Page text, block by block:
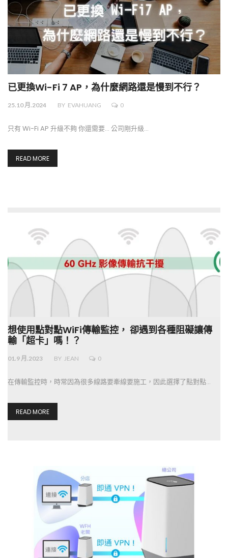
已更換Wi-Fi 7 AP，為什麼網路還是慢到不行？
25.10 月.2024 BY EVAHUANG 0
只有 Wi-Fi AP 升級不夠 你還需要... 公司剛升級…
READ MORE
想使用點對點WiFi傳輸監控， 卻遇到各種阻礙讓傳
輸「超卡」嗎！？
01.9 月.2023 BY JEAN 0
在傳輸監控時，時常因為很多線路要牽線要施工，因此選擇了點對點…
READ MORE